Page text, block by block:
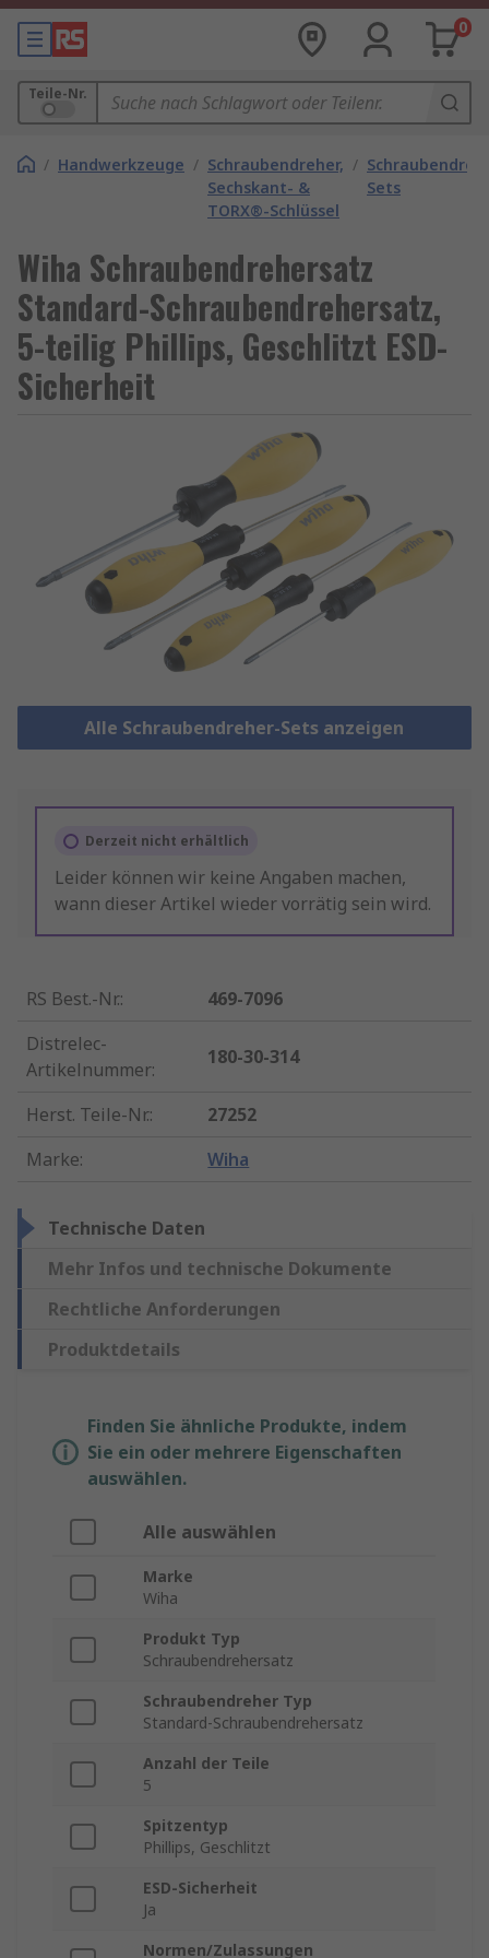
0
Teile-Nr.
/ Handwerkzeuge / Schraubendreher,
Sechskant- &
TORX®-Schlüssel
/
Sets
Wiha Schraubendrehersatz
Standard-Schraubendrehersatz,
5-teilig Phillips, Geschlitzt ESD-
Sicherheit
Alle Schraubendreher-Sets anzeigen
Derzeit nicht erhältlich
Leider können wir keine Angaben machen,
wann dieser Artikel wieder vorrätig sein wird.
RS Best.-Nr.:
469-7096
Distrelec-
Artikelnummer:
180-30-314
Herst. Teile-Nr.:
27252
Marke: Wiha
Technische Daten
Mehr Infos und technische Dokumente
Rechtliche Anforderungen
Produktdetails
Finden Sie ähnliche Produkte, indem
Sie ein oder mehrere Eigenschaften
auswählen.
Alle auswählen
Marke
Wiha
Produkt Typ
Schraubendrehersatz
Schraubendreher Typ
Standard-Schraubendrehersatz
Anzahl der Teile
5
Spitzentyp
Phillips, Geschlitzt
ESD-Sicherheit
Ja
Normen/Zulassungen